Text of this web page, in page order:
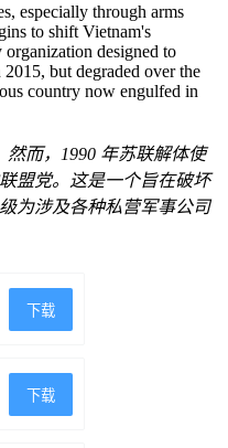
especially through arms
to shift Vietnam's
designed to
but degraded over the
country now engulfed in
而，1990 年苏联解体使
盟党。这是一个旨在破坏
为涉及各种私营军事公司
下载
下载